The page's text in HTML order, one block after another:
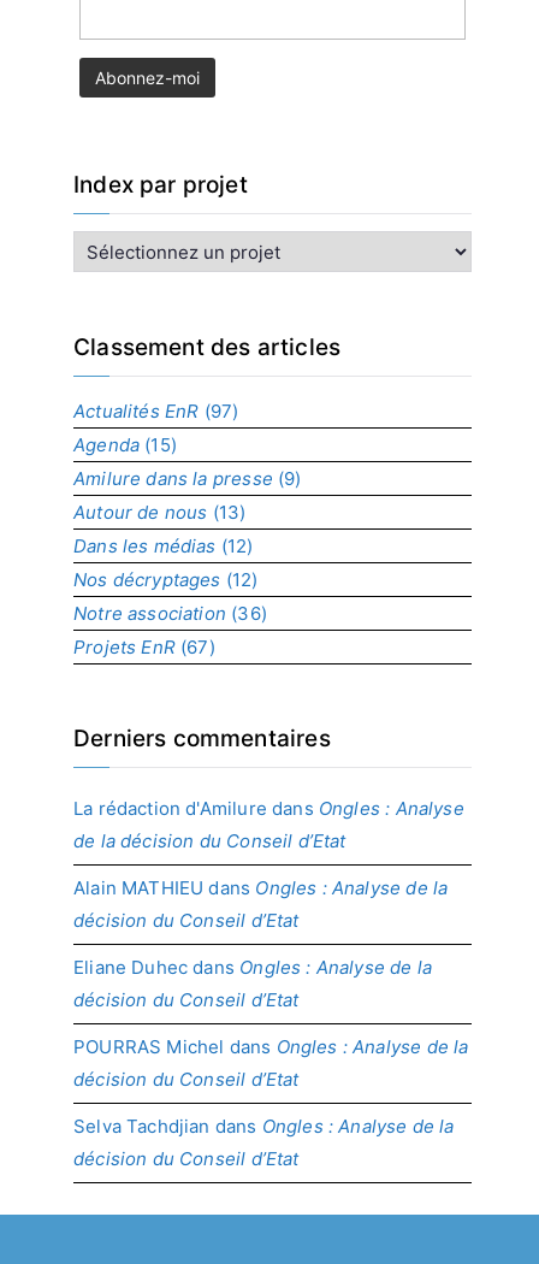
Index par projet
n
x
r
p
r
o
j
e
t
Classement des articles
Actualités EnR (97)
Agenda (15)
Amilure dans la presse (9)
Autour de nous (13)
Dans les médias (12)
Nos décryptages (12)
Notre association (36)
Projets EnR(67)
Derniers commentaires
La rédaction d'Amilure dans Ongles : Analyse
de la décision du Conseil d’Etat
Alain MATHIEU dans Ongles : Analyse de la
décision du Conseil d’Etat
Eliane Duhec dans Ongles : Analyse de la
décision du Conseil d’Etat
POURRAS Michel dans Ongles : Analyse de la
décision du Conseil d’Etat
Selva Tachdjian dans Ongles : Analyse de la
décision du Conseil d’Etat